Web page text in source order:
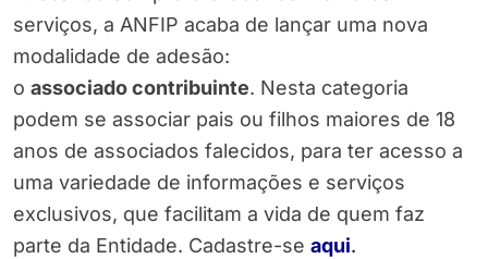
serviços, a ANFIP acaba de lançar uma nova
modalidade de adesão:
o associado contribuinte. Nesta categoria
podem se associar pais ou filhos maiores de 18
anos de associados falecidos, para ter acesso a
uma variedade de informações e serviços
exclusivos, que facilitam a vida de quem faz
parte da Entidade. Cadastre-se aqui.